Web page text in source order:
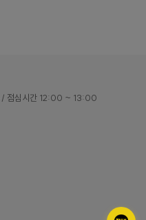
/ 점심시간 12:00 ~ 13:00